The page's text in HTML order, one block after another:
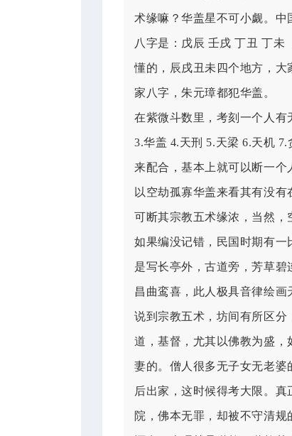
术缘嘛？华盖星不可小觑。
八字是：戊辰 壬戌 丁丑 丁未
懂的，辰戌丑未四个地方，大
家八字，朱元璋都犯华盖。
在紫微斗数里，考刻一个人
3.华盖 4.天刑 5.天梁 6.天机
来配合，基本上就可以断一
以空劫孤寡华盖来看其有没
可断其宗教五术缘浓，当然，
如果编没记错，民国时期有
是写长亭外，古道旁，芳草碧
昌曲鸾喜，此人极具音律绘画
说到宗教五术，坊间有所区分
道，基督，尤其以佛教为盛
妻的。僧人很多无子女无老婆
后出家，这时候得考大限。
院，佛本无罪，却被不守清规